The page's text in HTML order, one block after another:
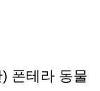
폰테라 동물